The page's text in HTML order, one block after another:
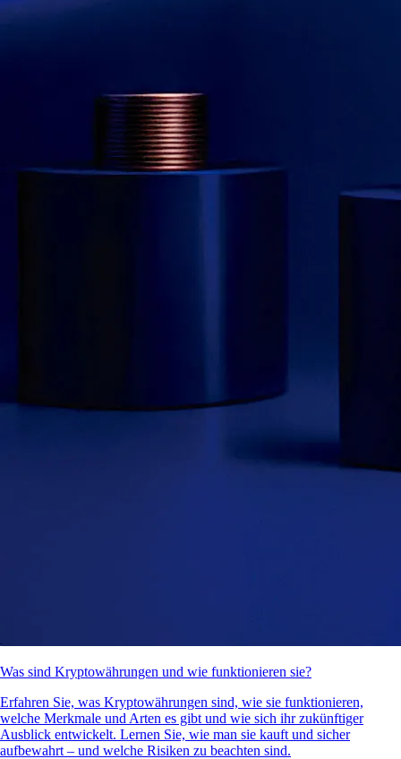
Was sind Kryptowährungen und wie funktionieren sie?
Erfahren Sie, was Kryptowährungen sind, wie sie funktionieren,
welche Merkmale und Arten es gibt und wie sich ihr zukünftiger
Ausblick entwickelt. Lernen Sie, wie man sie kauft und sicher
aufbewahrt – und welche Risiken zu beachten sind.